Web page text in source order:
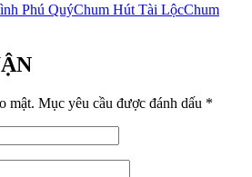
Phú QuýChum Hút Tài LộcChum
mật. Mục yêu cầu được đánh dấu *